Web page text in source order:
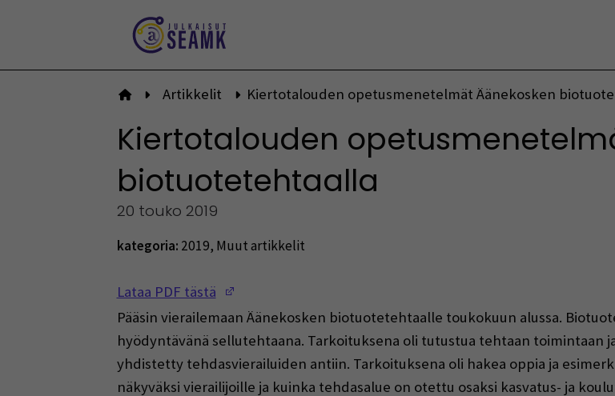
Etusivulle
Artikkelit Kiertotalouden opetusmenetelmät Äänekosken
Kiertotalouden
biotuotetehtaalla
20 touko 2019
kategoria: 2019, Muut artikkelit
Lataa PDF tästä
Pääsin vierailemaan Äänekosken biotuotetehtaalle toukokuun alussa.
hyödyntävänä sellutehtaana. Tarkoituksena oli tutustua tehtaan toimintaan
yhdistetty tehdasvierailuiden antiin. Tarkoituksena oli hakea oppia ja
näkyväksi vierailijoille ja kuinka tehdasalue on otettu osaksi kasvatus- ja